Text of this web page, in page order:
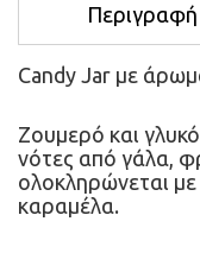
Περιγραφή
Candy Jar με
Ζουμερό και
νότες από γάλα,
ολοκληρώνεται με
καραμέλα.